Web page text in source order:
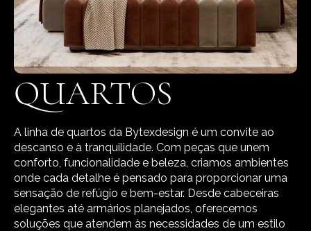
QUARTOS
A linha de quartos da Bytexdesign é um convite ao
descanso e à tranquilidade. Com peças que unem
conforto, funcionalidade e beleza, criamos ambientes
onde cada detalhe é pensado para proporcionar uma
sensação de refúgio e bem-estar. Desde cabeceiras
elegantes até armários planejados, oferecemos
soluções que atendem às necessidades de um estilo